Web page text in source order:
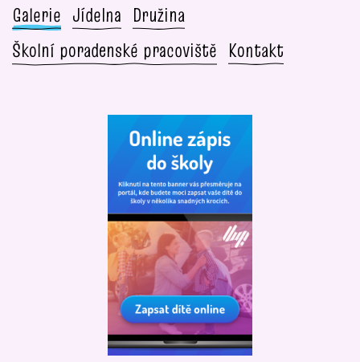
Galerie Jídelna Družina
Školní poradenské pracoviště Kontakt